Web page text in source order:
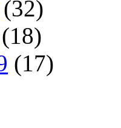
(32)
(18)
(17)